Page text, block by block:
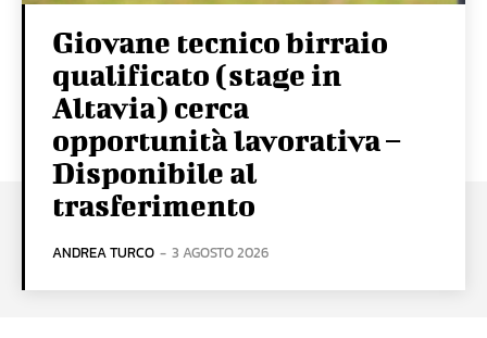
Giovane tecnico birraio
qualificato (stage in
Altavia) cerca
opportunità lavorativa –
Disponibile al
trasferimento
ANDREA TURCO - 3 AGOSTO 2026